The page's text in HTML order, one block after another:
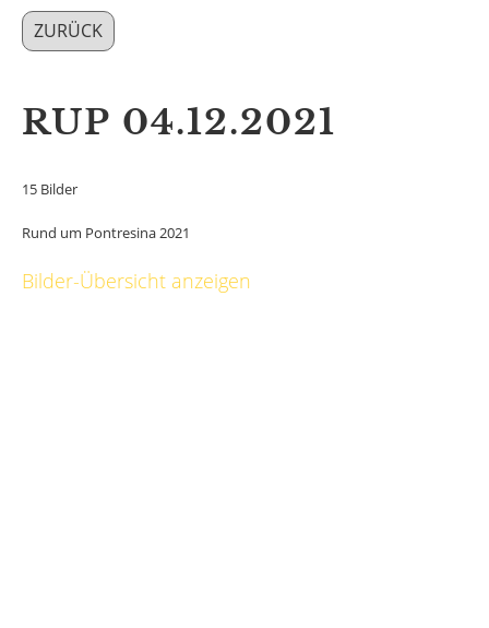
ZURÜCK
RUP 04.12.2021
15 Bilder
Rund um Pontresina 2021
Bilder-Übersicht anzeigen